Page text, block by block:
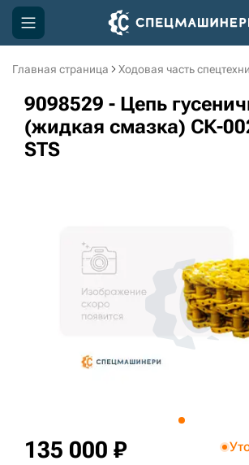
Главная страница Ходовая часть
9098529 - Цепь
(жидкая смазка) СК-
STS
135 000 ₽
Компания
Акции
Доставка и оплата
3D тур по производству